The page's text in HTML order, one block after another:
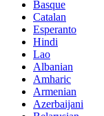
Basque
Catalan
Esperanto
Hindi
Lao
Albanian
Amharic
Armenian
Azerbaijani